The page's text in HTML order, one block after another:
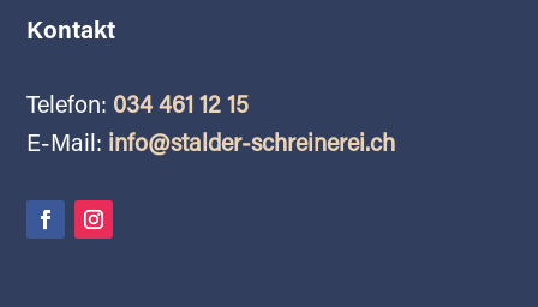
Kontakt
Telefon: 034 461 12 15
E-Mail: info@stalder-schreinerei.ch